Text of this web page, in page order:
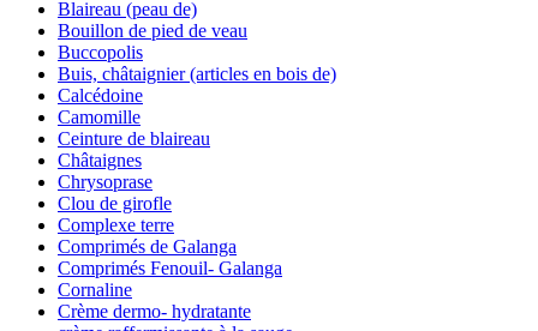
Blaireau (peau de)
Bouillon de pied de veau
Buccopolis
Buis, châtaignier (articles en bois de)
Calcédoine
Camomille
Ceinture de blaireau
Châtaignes
Chrysoprase
Clou de girofle
Complexe terre
Comprimés de Galanga
Comprimés Fenouil- Galanga
Cornaline
Crème dermo- hydratante